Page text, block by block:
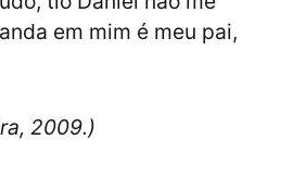
em mim é meu pai,
2009.)